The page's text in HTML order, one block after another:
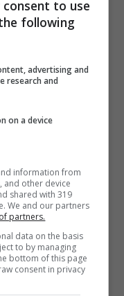
to use
following
advertising and
research and
on a device
information from
and other device
shared with 319
We and our partners
partners.
data on the basis
to by managing
bottom of this page
consent in privacy